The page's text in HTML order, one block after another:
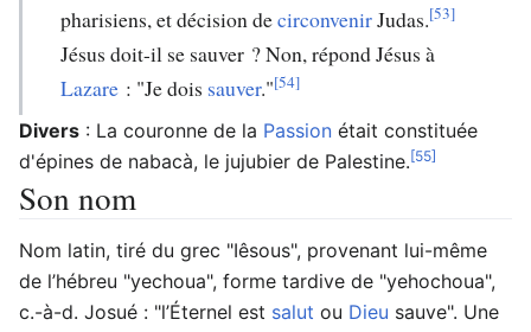
pharisiens, et décision decirconvenirJudas.[53]
Jésus doit-il se sauver ? Non, répond Jésus à
Lazare : "Je dois sauver."[54]
Divers : La couronne de la Passion était constituée
d'épines de nabacà, le jujubier de Palestine.[55]
Son nom
Nom latin, tiré du grec "Iêsous", provenant lui-même
de l’hébreu "yechoua", forme tardive de "yehochoua",
c.-à-d. Josué : "l’Éternel est salut ou Dieu sauve". Une